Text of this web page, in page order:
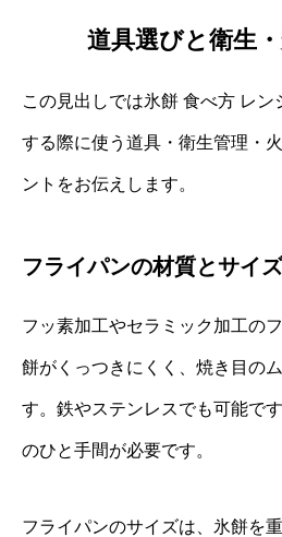
道具選びと衛生
この見出しでは氷餅 食べ方 レン
する際に使う道具・衛生管理・
ントをお伝えします。
フライパンの材質とサイ
フッ素加工やセラミック加工の
餅がくっつきにくく、焼き目の
す。鉄やステンレスでも可能で
のひと手間が必要です。
フライパンのサイズは、氷餅を